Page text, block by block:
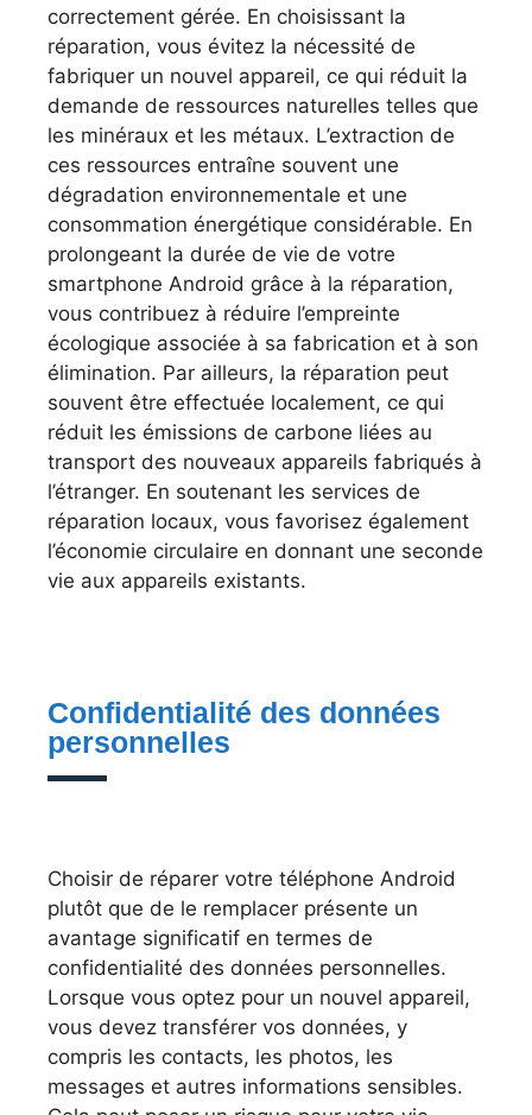
correctement gérée. En choisissant la
réparation, vous évitez la nécessité de
fabriquer un nouvel appareil, ce qui réduit la
demande de ressources naturelles telles que
les minéraux et les métaux. L’extraction de
ces ressources entraîne souvent une
dégradation environnementale et une
consommation énergétique considérable. En
prolongeant la durée de vie de votre
smartphone Android grâce à la réparation,
vous contribuez à réduire l’empreinte
écologique associée à sa fabrication et à son
élimination. Par ailleurs, la réparation peut
souvent être effectuée localement, ce qui
réduit les émissions de carbone liées au
transport des nouveaux appareils fabriqués à
l’étranger. En soutenant les services de
réparation locaux, vous favorisez également
l’économie circulaire en donnant une seconde
vie aux appareils existants.
Confidentialité des données
personnelles
Choisir de réparer votre téléphone Android
plutôt que de le remplacer présente un
avantage significatif en termes de
confidentialité des données personnelles.
Lorsque vous optez pour un nouvel appareil,
vous devez transférer vos données, y
compris les contacts, les photos, les
messages et autres informations sensibles.